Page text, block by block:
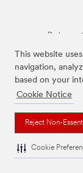
This website
navigation,
based on your
Cookie Notice
Reject Non-
Cookie
De